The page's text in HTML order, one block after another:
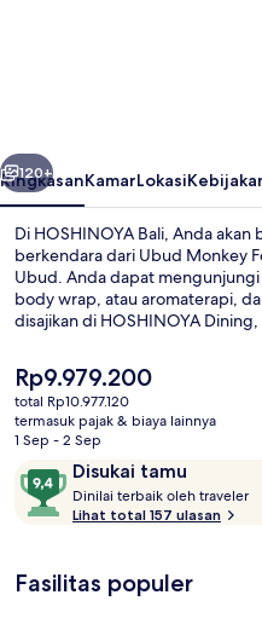
Berikutnya
120+
RingkasanKamarLokasi
Di HOSHINOYA Bali, Anda akan
berkendara dari Ubud Monkey
Ubud. Anda dapat
body wrap, atau aromaterapi,
disajikan di HOSHINOYA
meliputi 3 kolam renang
anak.
Harga
saat
ini
Rp9.979.200
Rp9.979.200
total Rp10.977.120
termasuk pajak & biaya lainnya
1 Sep - 2 Sep
Ulasan Disukai tamu
9,4
dari
10,
tamu
Dinilai terbaik oleh traveler
Lihat total 157 ulasan
Fasilitas populer